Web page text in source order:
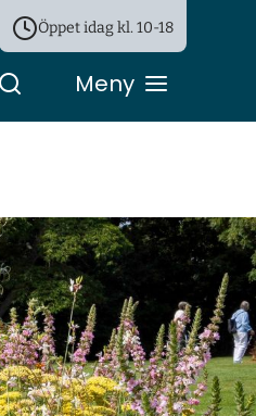
Öppet idag kl. 10-18
Meny